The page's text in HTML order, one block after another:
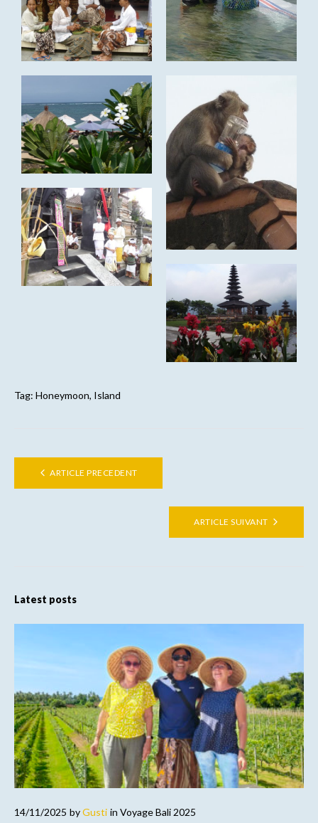
Tag: Honeymoon, Island
ARTICLE PRECEDENT
ARTICLE SUIVANT
Latest posts
14/11/2025 byGusti in Voyage Bali 2025